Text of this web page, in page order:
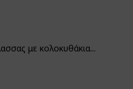
με κολοκυθάκια...